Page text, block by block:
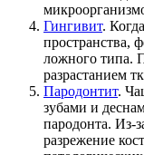
Гингивит.
пространства,
ложного типа.
разрастанием
Пародонтит.
зубами и
пародонта. Из-
разрежение